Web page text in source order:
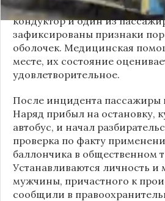
По предварительным
кондуктор и один из
зафиксированы признаки
оболочек. Медицинская
месте, их состояние
удовлетворительное.
После инцидента пассажиры
Наряд прибыл на остановку,
автобус, и начал
проверка по факту
баллончика в общественном
Устанавливаются личность
мужчины, причастного к
сообщили в